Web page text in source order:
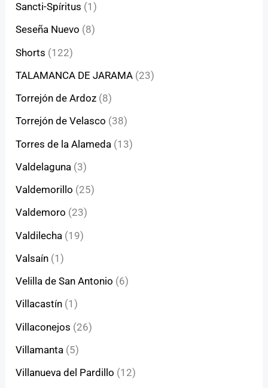
Sancti-Spíritus (1)
Seseña Nuevo (8)
Shorts (122)
TALAMANCA DE JARAMA (23)
Torrejón de Ardoz (8)
Torrejón de Velasco (38)
Torres de la Alameda (13)
Valdelaguna (3)
Valdemorillo (25)
Valdemoro (23)
Valdilecha (19)
Valsaín (1)
Velilla de San Antonio (6)
Villacastín (1)
Villaconejos (26)
Villamanta (5)
Villanueva del Pardillo (12)